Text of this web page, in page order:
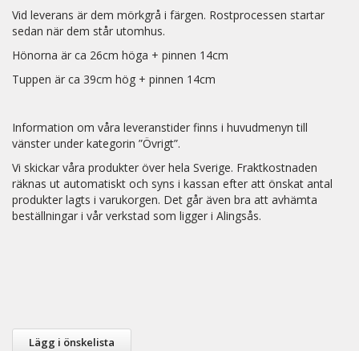
Vid leverans är dem mörkgrå i färgen. Rostprocessen startar
sedan när dem står utomhus.
Hönorna är ca 26cm höga + pinnen 14cm
Tuppen är ca 39cm hög + pinnen 14cm
Information om våra leveranstider finns i huvudmenyn till
vänster under kategorin ”Övrigt”.
Vi skickar våra produkter över hela Sverige. Fraktkostnaden
räknas ut automatiskt och syns i kassan efter att önskat antal
produkter lagts i varukorgen. Det går även bra att avhämta
beställningar i vår verkstad som ligger i Alingsås.
Lägg i önskelista